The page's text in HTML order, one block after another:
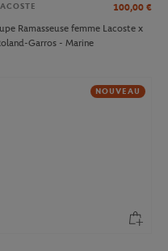
100,00 €
Ramasseuse femme Lacoste x
Garros - Marine
NOUVEAU